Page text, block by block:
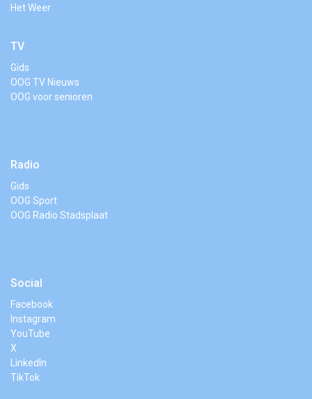
Het Weer
TV
Gids
OOG TV Nieuws
OOG voor senioren
Radio
Gids
OOG Sport
OOG Radio Stadsplaat
Social
Facebook
Instagram
YouTube
X
LinkedIn
TikTok